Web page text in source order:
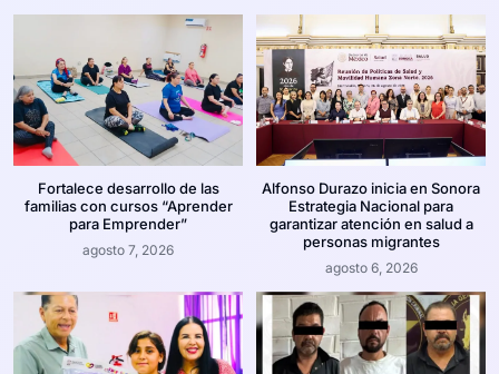
Fortalece desarrollo de las
familias con cursos “Aprender
para Emprender”
agosto 7, 2026
Alfonso Durazo inicia en Sonora
Estrategia Nacional para
garantizar atención en salud a
personas migrantes
agosto 6, 2026